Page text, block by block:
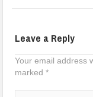
Leave a Reply
Your email address
marked*